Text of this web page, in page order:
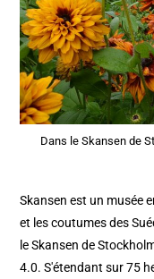
Dans le Skansen de
Skansen est un musée
et les coutumes des
le Skansen de
4.0. S'étendant sur 75